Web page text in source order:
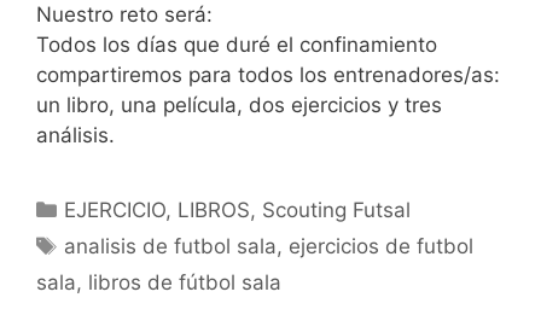
Nuestro reto será:
Todos los días que duré el confinamiento
compartiremos para todos los entrenadores/as:
un libro, una película, dos ejercicios y tres
análisis.
Categorías
EJERCICIO, LIBROS, Scouting Futsal
Etiquetas
analisis de futbol sala, ejercicios de futbol
sala, libros de fútbol sala